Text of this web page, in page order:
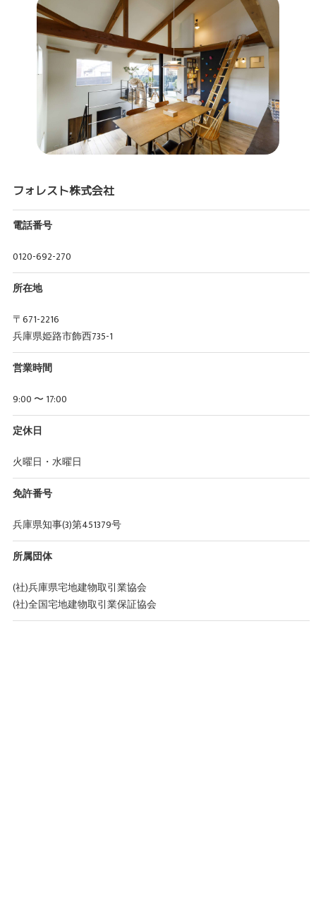
フォレスト株式会社
電話番号
0120-692-270
所在地
〒671-2216
兵庫県姫路市飾西735-1
営業時間
9:00 〜 17:00
定休日
火曜日・水曜日
免許番号
兵庫県知事(3)第451379号
所属団体
(社)兵庫県宅地建物取引業協会
(社)全国宅地建物取引業保証協会